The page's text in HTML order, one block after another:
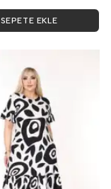
SEPETE EKLE